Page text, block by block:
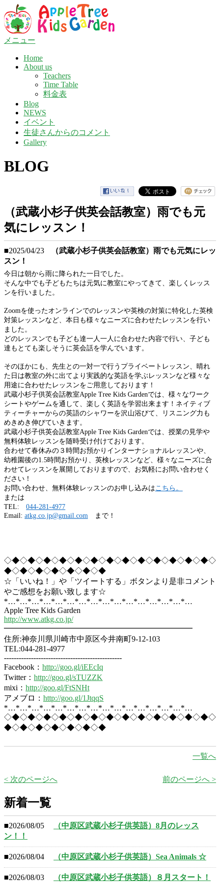
ン
テ
ン
メニュー
Home
About us
Teachers
Time Table
料金表
Blog
NEWS
イベント
生徒さんからのコメント
Gallery
BLOG
（武蔵小杉子供英会話教室）雨でも元
気にレッスン！
■2025/04/23
（武蔵小杉子供英会話教室）雨でも元気にレッ
スン！
今日は朝から雨に降られた一日でした。
そんな中でも子どもたちは元気に教室にやってきて、楽しくレッス
ンを行いました。
Zoomを使ったオンラインでのレッスンや英検の対策に特化した英検
対策レッスンなど、本日も様々なニーズに合わせたレッスンを行い
ました。
どのレッスンでも子ども達一人一人に合わせた内容で行い、子ども
達もとても楽しそうに英会話を学んでいます。
そのほかにも、先生との一対一で行うプライベートレッスン、晴れ
た日は教室の外に出てより実践的な英語を学ぶレッスンなど様々な
用途に合わせたレッスンをご用意しております！
武蔵小杉子供英会話教室Apple Tree Kids Gardenでは、様々なワーク
シートやゲームを通して、楽しく英語を学習出来ます！ネイティブ
ティーチャーからの英語のシャワーを沢山浴びて、リスニング力も
めきめき伸びていきます。
武蔵小杉子供英会話教室Apple Tree Kids Gardenでは、授業の見学や
無料体験レッスンを随時受け付けております。
合わせて春休みの３時間お預かりインターナショナルレッスンや、
幼稚園後の1.5時間お預かり、英検レッスンなど、様々なニーズに合
わせてレッスンを展開しておりますので、お気軽にお問い合わせく
ださい！
お問い合わせ、無料体験レッスンのお申し込みは こちら。
または
TEL: 044-281-4977
Email: atkg.co.jp@gmail.com まで！
◇◆◇◆◇◆◇◆◇◆◇◆◇◆◇◆◇◆◇◆◇◆◇◆◇◆◇
◆◇◆◇◆◇◆◇◆◇◆◇◆
☆「いいね！」や「ツイートする」ボタンより是非コメント
やご感想をお願い致します☆
*…*…*…*…*…*…*…*…*…*…*…*…*…*…*…*…
Apple Tree Kids Garden
http://www.atkg.co.jp/
━━━━━━━━━━━━━━━━━━━━━━━━
住所:神奈川県川崎市中原区今井南町9-12-103
TEL:044-281-4977
------------------------------------------------
Facebook： http://goo.gl/iEEcIq
Twitter： http://goo.gl/sTUZZK
mixi： http://goo.gl/FtSNHt
アメブロ： http://goo.gl/1JtqqS
*…*…*…*…*…*…*…*…*…*…*…*…*…*…*…*…
◇◆◇◆◇◆◇◆◇◆◇◆◇◆◇◆◇◆◇◆◇◆◇◆◇◆◇
◆◇◆◇◆◇◆◇◆◇◆◇◆
一覧へ
< 次のページへ 前のページへ >
新着一覧
■2026/08/05
（中原区武蔵小杉子供英語）8月のレッス
ン！！
■2026/08/04 （中原区武蔵小杉子供英語）Sea Animals ☆
■2026/08/03 （中原区武蔵小杉子供英語）８月スタート！